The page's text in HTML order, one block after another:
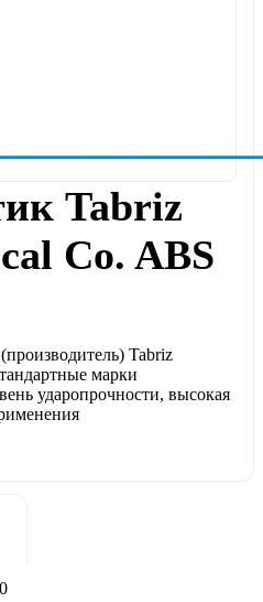
Tabriz
Co. ABS
Tabriz
марки
ударопрочности, высокая